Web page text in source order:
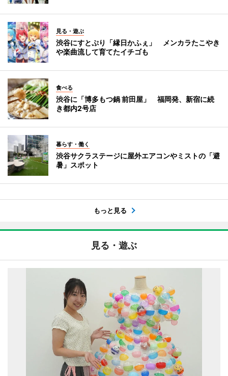
見る・遊ぶ
渋谷にすとぷり「縁日かふぇ」 メンカラたこやき
や楽曲流して育てたイチゴも
食べる
渋谷に「博多もつ鍋 前田屋」 福岡発、新宿に続
き都内2号店
暮らす・働く
渋谷サクラステージに屋外エアコンやミストの「避
暑」スポット
もっと見る
見る・遊ぶ